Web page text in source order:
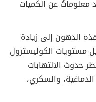
معلوماتٌ عن الكميات
الدهون إلى زيادة
مستويات الكوليسترول
حدوث الالتهابات
والسكري،